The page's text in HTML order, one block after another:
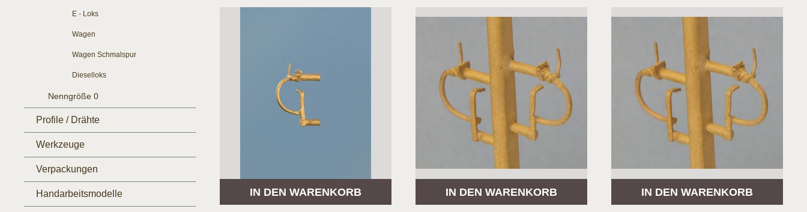
E - Loks
Wagen
Wagen Schmalspur
Dieselloks
Nenngröße 0
Profile / Drähte
Werkzeuge
Verpackungen
Handarbeitsmodelle IN DEN WARENKORB IN DEN WARENKORB IN DEN WARENKORB